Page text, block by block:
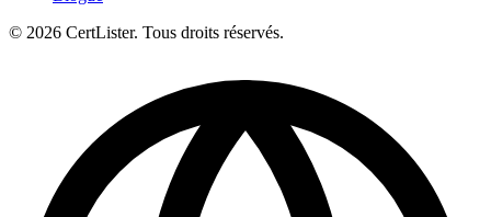
© 2026 CertLister. Tous droits réservés.